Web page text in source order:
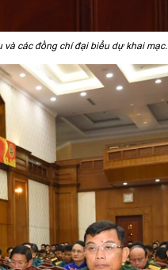
các đồng chí đại biểu dự khai mạc.